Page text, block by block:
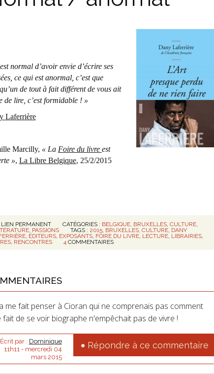
normal d’avoir envie d’écrire ses
ce qui est anormal, c’est que
de tout à fait différent de vous ait
de lire, c’est formidable ! »
Laferrière
Marcilly, « La Foire du livre est
», La Libre Belgique, 25/2/2015
LIEN PERMANENT CATÉGORIES : BELGIQUE, BRUXELLES,CULTURE,
, PASSIONS TAGS : 2015, BRUXELLES, CULTURE, DANY
, ÉDITEURS, EXPOSANTS, FOIRE DU LIVRE, LECTURE, LIBRAIRIES,
, RENCONTRES 4 COMMENTAIRES
me fait penser à Cioran qui ne comprenais pas comment
fait de se voir biographe n'empêchait pas de vivre !
Écrit par : Dominique
11h11 - mercredi 04
mars 2015
Répondre à ce commentaire